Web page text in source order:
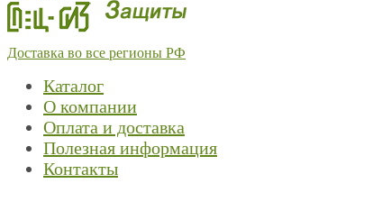
Доставка во все регионы РФ
Каталог
О компании
Оплата и доставка
Полезная информация
Контакты